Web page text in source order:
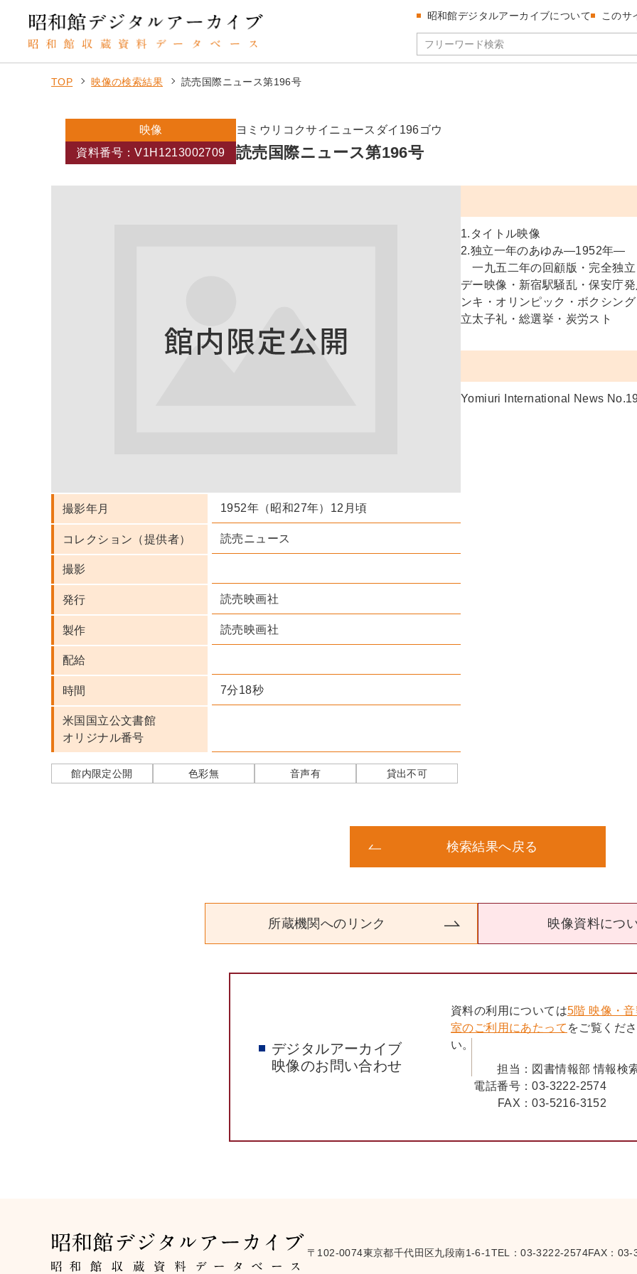
昭和館デジタルアーカイブについて このサ
TOP 映像の検索結果 読売国際ニュース第196号
映像
ヨミウリコクサイニュースダイ196ゴウ
資料番号：V1H1213002709
読売国際ニュース第196号
撮影年月 1952年（昭和27年）12月頃
コレクション（提供者） 読売ニュース
撮影
発行 読売映画社
製作 読売映画社
配給
時間 7分18秒
米国国立公文書館
オリジナル番号
館内限定公開 色彩無 音声有 貸出不可
1.タイトル映像
2.独立一年のあゆみ―1952年―
一九五二年の回顧版・完全独
デー映像・新宿駅騒乱・保安庁
ンキ・オリンピック・ボクシン
立太子礼・総選挙・炭労スト
Yomiuri International News
検索結果へ戻る
所蔵機関へのリンク 映像資料につ
デジタルアーカイブ
映像のお問い合わせ
資料の利用については5階 映像・
室のご利用にあたって をご覧くださ
い。
担当： 図書情報部 情報検
電話番号：03-3222-2574
FAX：03-5216-3152
〒102-0074東京都千代田区九段南1-6-1 TEL：03-3222-2574FAX：